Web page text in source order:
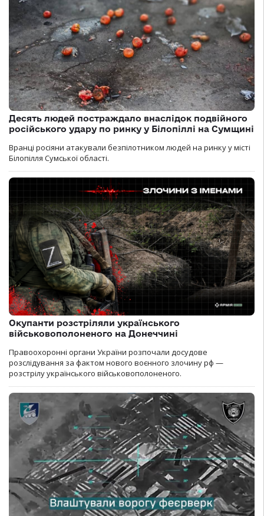
Десять людей постраждало внаслідок подвійного
російського удару по ринку у Білопіллі на Сумщині
Вранці росіяни атакували безпілотником людей на ринку у місті
Білопілля Сумської області.
Окупанти розстріляли українського
військовополоненого на Донеччині
Правоохоронні органи України розпочали досудове
розслідування за фактом нового воєнного злочину рф —
розстрілу українського військовополоненого.